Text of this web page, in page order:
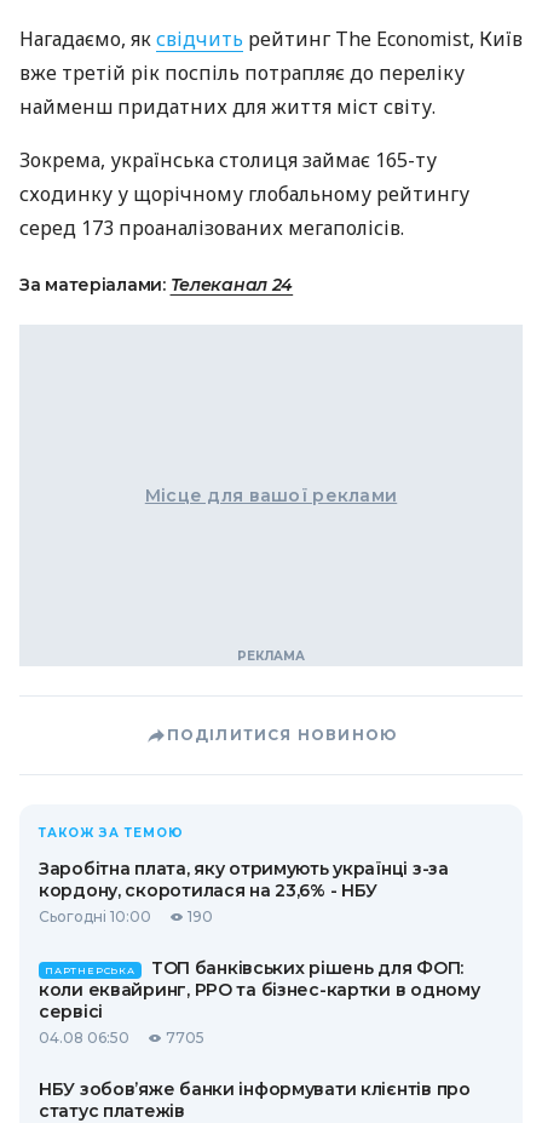
Нагадаємо, яксвідчить рейтинг The Economist, Київ
вже третій рік поспіль потрапляє до переліку
найменш придатних для життя міст світу.
Зокрема, українська столиця займає 165-ту
сходинку у щорічному глобальному рейтингу
серед 173 проаналізованих мегаполісів.
За матеріалами: Телеканал 24
Місце для вашої реклами
ПОДІЛИТИСЯ НОВИНОЮ
ТАКОЖ ЗА ТЕМОЮ
Заробітна плата, яку отримують українці з-за
кордону, скоротилася на 23,6% - НБУ
Сьогодні 10:00 190
ПАРТНЕРСЬКА
ТОП банківських рішень для ФОП:
коли еквайринг, РРО та бізнес-картки в одному
сервісі
04.08 06:50 7705
НБУ зобов’яже банки інформувати клієнтів про
статус платежів